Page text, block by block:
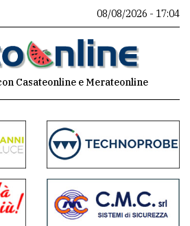
08/08/2026 - 17:04
Casateonline e Merateonline